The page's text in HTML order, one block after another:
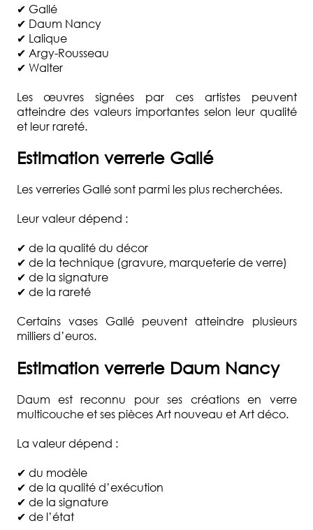
✔ Gallé
✔ Daum Nancy
✔ Lalique
✔ Argy-Rousseau
✔ Walter
Les œuvres signées par ces artistes peuvent
atteindre des valeurs importantes selon leur qualité
et leur rareté.
Estimation verrerie Gallé
Les verreries Gallé sont parmi les plus recherchées.
Leur valeur dépend :
✔ de la qualité du décor
✔ de la technique (gravure, marqueterie de verre)
✔ de la signature
✔ de la rareté
Certains vases Gallé peuvent atteindre plusieurs
milliers d’euros.
Estimation verrerie Daum Nancy
Daum est reconnu pour ses créations en verre
multicouche et ses pièces Art nouveau et Art déco.
La valeur dépend :
✔ du modèle
✔ de la qualité d’exécution
✔ de la signature
✔ de l’état